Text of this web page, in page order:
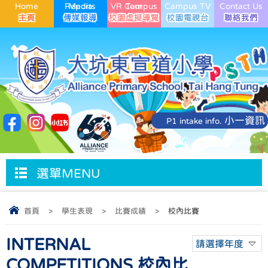
Home Media Reports VR Campus Tour Campus TV Contact Us
P1 intake info. 小一資訊
選單MENU
首頁 > 學生表現 > 比賽成績 > 校內比賽
請選擇年度
INTERNAL